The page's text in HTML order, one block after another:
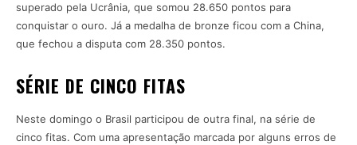
superado pela Ucrânia, que somou 28.650 pontos para
conquistar o ouro. Já a medalha de bronze ficou com a China,
que fechou a disputa com 28.350 pontos.
SÉRIE DE CINCO FITAS
Neste domingo o Brasil participou de outra final, na série de
cinco fitas. Com uma apresentação marcada por alguns erros de